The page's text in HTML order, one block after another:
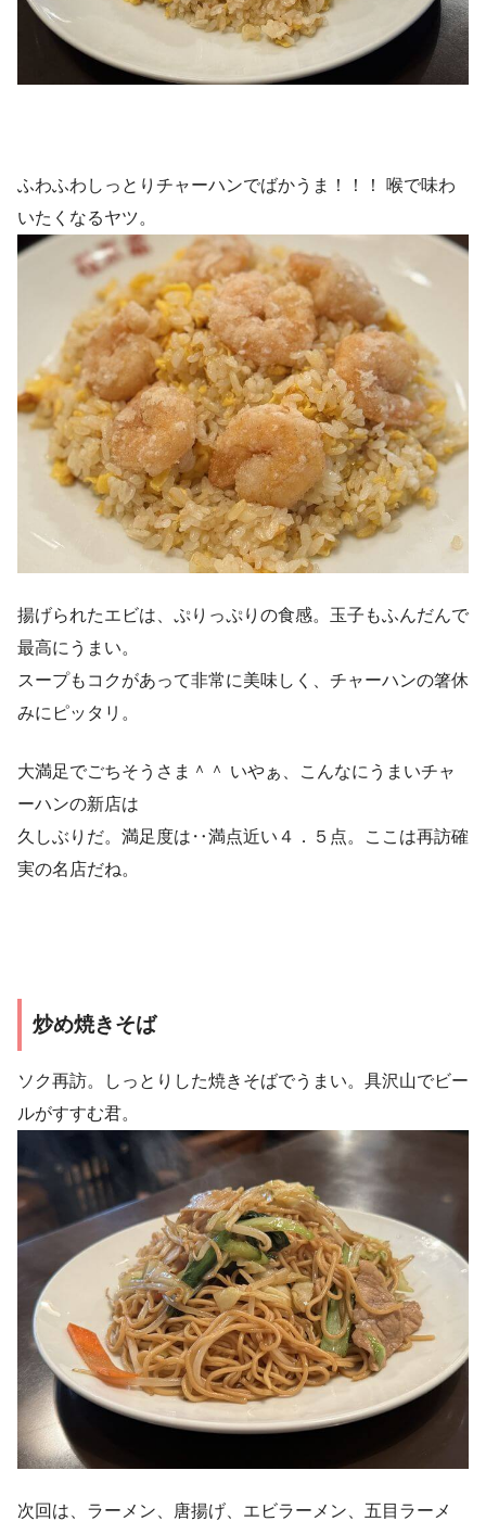
ふわふわしっとりチャーハンでばかうま！！！ 喉で味わ
いたくなるヤツ。
揚げられたエビは、ぷりっぷりの食感。玉子もふんだんで
最高にうまい。
スープもコクがあって非常に美味しく、チャーハンの箸休
みにピッタリ。
大満足でごちそうさま＾＾ いやぁ、こんなにうまいチャ
ーハンの新店は
久しぶりだ。満足度は‥満点近い４．５点。ここは再訪確
実の名店だね。
炒め焼きそば
ソク再訪。しっとりした焼きそばでうまい。具沢山でビー
ルがすすむ君。
次回は、ラーメン、唐揚げ、エビラーメン、五目ラーメ